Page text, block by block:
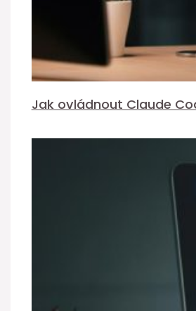
Jak ovládnout Claude